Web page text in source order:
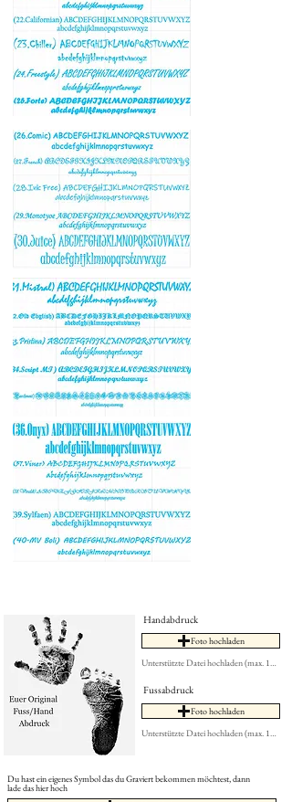
Handabdruck
Foto hochladen
Unterstützte Datei hochladen (max. 15MB)
Fussabdruck
Foto hochladen
Unterstützte Datei hochladen (max. 15MB)
Du hast ein eigenes Symbol das du Graviert bekommen möchtest, dann
lade das hier hoch